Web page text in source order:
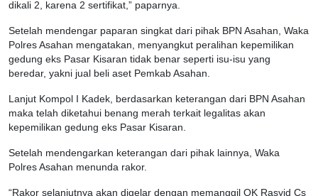
dikali 2, karena 2 sertifikat,” paparnya.
Setelah mendengar paparan singkat dari pihak BPN Asahan, Waka
Polres Asahan mengatakan, menyangkut peralihan kepemilikan
gedung eks Pasar Kisaran tidak benar seperti isu-isu yang
beredar, yakni jual beli aset Pemkab Asahan.
Lanjut Kompol I Kadek, berdasarkan keterangan dari BPN Asahan
maka telah diketahui benang merah terkait legalitas akan
kepemilikan gedung eks Pasar Kisaran.
Setelah mendengarkan keterangan dari pihak lainnya, Waka
Polres Asahan menunda rakor.
“Rakor selanjutnya akan digelar dengan memanggil OK Rasyid Cs